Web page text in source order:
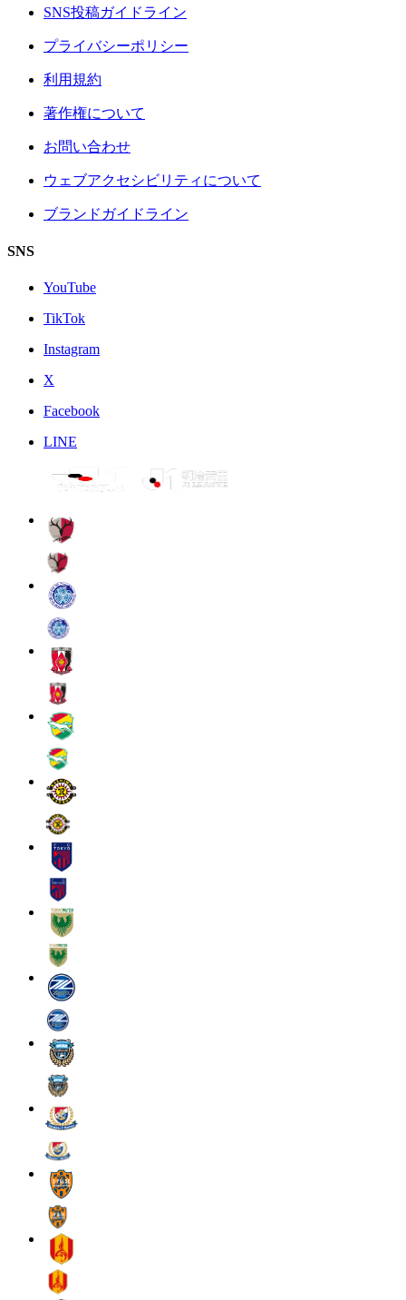
SNS投稿ガイドライン
プライバシーポリシー
利用規約
著作権について
お問い合わせ
ウェブアクセシビリティについて
ブランドガイドライン
SNS
YouTube
TikTok
Instagram
X
Facebook
LINE